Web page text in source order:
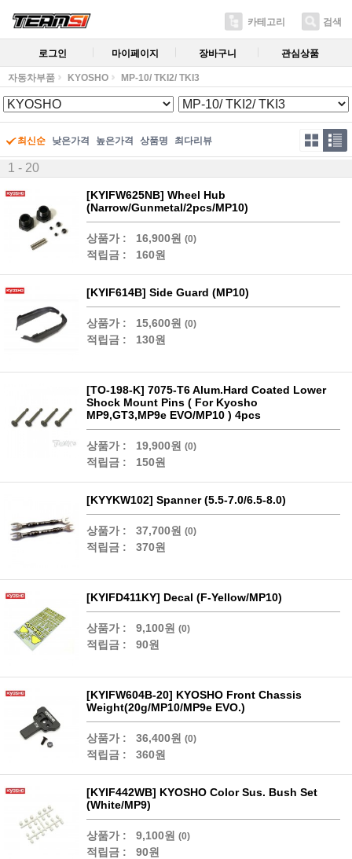
카테고리 검색
로그인 마이페이지 장바구니 관심상품
자동차부품 KYOSHO MP-10/ TKI2/ TKI3
최신순 낮은가격 높은가격 상품명 최다리뷰
1 - 20
[KYIFW625NB] Wheel Hub
(Narrow/Gunmetal/2pcs/MP10)
상품가 : 16,900원 (0)
적립금 : 160원
[KYIF614B] Side Guard (MP10)
상품가 : 15,600원 (0)
적립금 : 130원
[TO-198-K] 7075-T6 Alum.Hard Coated Lower
Shock Mount Pins ( For Kyosho
MP9,GT3,MP9e EVO/MP10 ) 4pcs
상품가 : 19,900원 (0)
적립금 : 150원
[KYYKW102] Spanner (5.5-7.0/6.5-8.0)
상품가 : 37,700원 (0)
적립금 : 370원
[KYIFD411KY] Decal (F-Yellow/MP10)
상품가 : 9,100원 (0)
적립금 : 90원
[KYIFW604B-20] KYOSHO Front Chassis
Weight(20g/MP10/MP9e EVO.)
상품가 : 36,400원 (0)
적립금 : 360원
[KYIF442WB] KYOSHO Color Sus. Bush Set
(White/MP9)
상품가 : 9,100원 (0)
적립금 : 90원